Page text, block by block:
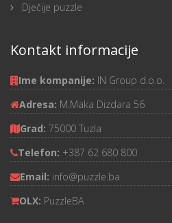
Dječije puzzle
Kontakt informacije
Ime kompanije: IN Group d.o.o.
Adresa: M.Maka Dizdara 56
Grad: 75000 Tuzla
Telefon: +387 62 680 800
Email: info@puzzle.ba
OLX: PuzzleBA